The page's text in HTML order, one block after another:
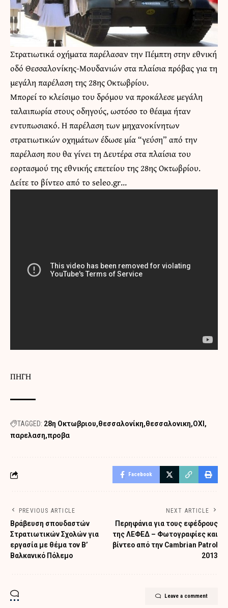
Στρατιωτικά οχήματα παρέλασαν την Πέμπτη στην εθνική
οδό Θεσσαλονίκης-Μουδανιών στα πλαίσια πρόβας για τη
μεγάλη παρέλαση της 28ης Οκτωβρίου.
Μπορεί το κλείσιμο του δρόμου να προκάλεσε μεγάλη
ταλαιπωρία στους οδηγούς, ωστόσο το θέαμα ήταν
εντυπωσιακό. Η παρέλαση των μηχανοκίνητων
στρατιωτικών οχημάτων έδωσε μία “γεύση” από την
παρέλαση που θα γίνει τη Δευτέρα στα πλαίσια του
εορτασμού της εθνικής επετείου της 28ης Οκτωβρίου.
Δείτε το βίντεο από το seleo.gr…
ΠΗΓΗ
TAGGED: 28η Οκτωβριου θεσσαλονίκη θεσσαλονικη ΟΧΙ
παρελαση προβα
Facebook
PREVIOUS ARTICLE
Βράβευση σπουδαστών
Στρατιωτικών Σχολών για
εργασία με θέμα τον Β’
Βαλκανικό Πόλεμο
NEXT ARTICLE
Περηφάνια για τους εφέδρους
της ΛΕΦΕΔ – Φωτογραφίες και
βίντεο από την Cambrian Patrol
2013
Leave a comment